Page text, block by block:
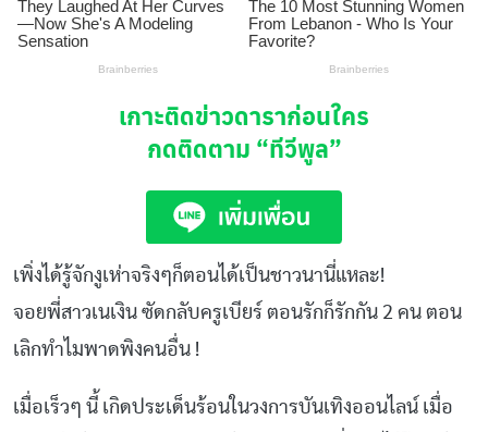
เกาะติดข่าวดาราก่อนใคร
กดติดตาม “ทีวีพูล”
เพิ่งได้รู้จักงูเห่าจริงๆก็ตอนได้เป็นชาวนานี่แหละ!
จอยพี่สาวเนเงิน ซัดกลับครูเบียร์ ตอนรักก็รักกัน 2 คน ตอน
เลิกทำไมพาดพิงคนอื่น !
เมื่อเร็วๆ นี้ เกิดประเด็นร้อนในวงการบันเทิงออนไลน์ เมื่อ